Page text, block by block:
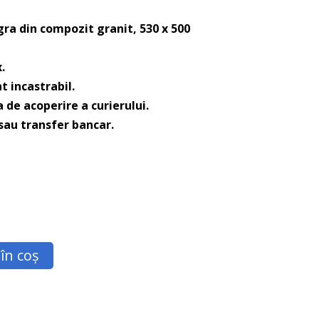
din compozit granit, 530 x 500
incastrabil.
acoperire a curierului.
transfer bancar.
coș